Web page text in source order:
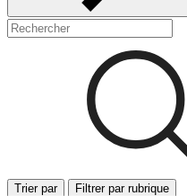
Trier par Filtrer par rubrique